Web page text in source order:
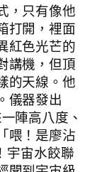
，只有像他
打開，裡面
紅色光芒的
講機，但頂
的天線。他
儀器發出
陣高八度、
喂！是廖沾
宇宙水餃聯